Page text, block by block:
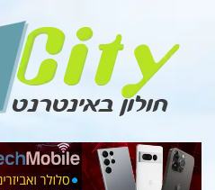
content
Hcity – חולון באינטרנט
פורטל החדשות והמידע של חולון